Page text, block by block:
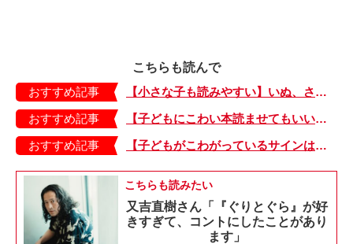
こちらも読んで
おすすめ記事
【小さな子も読みやすい】いぬ、さる、うさぎ、ゴリラにあひる…動物たちのまねっこできるかな？『まねまねっこ』発売中！
おすすめ記事
【子どもにこわい本読ませてもいいの？】「子どもはどのようなものにこわさを感じやすいのでしょうか？」
おすすめ記事
【子どもがこわがっているサインは？】「読み聞かせのとき、子どもがこわがっていると判断できるサインを教えてください！」
こちらも読みたい
又吉直樹さん「『ぐりとぐら』が好
きすぎて、コントにしたことがあり
ます」